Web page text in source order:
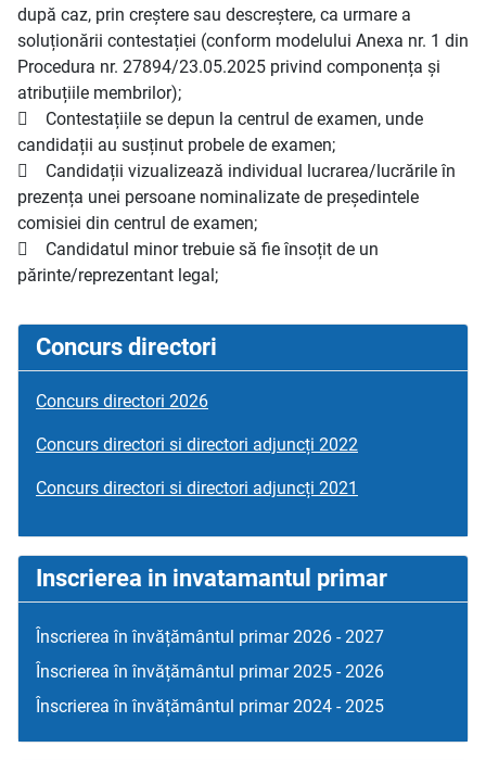
după caz, prin creștere sau descreștere, ca urmare a
soluționării contestației (conform modelului Anexa nr. 1 din
Procedura nr. 27894/23.05.2025 privind componența și
atribuțiile membrilor);
 Contestațiile se depun la centrul de examen, unde
candidații au susținut probele de examen;
 Candidații vizualizează individual lucrarea/lucrările în
prezența unei persoane nominalizate de președintele
comisiei din centrul de examen;
 Candidatul minor trebuie să fie însoțit de un
părinte/reprezentant legal;
Concurs directori
Concurs directori 2026
Concurs directori si directori adjuncți 2022
Concurs directori si directori adjuncți 2021
Inscrierea in invatamantul primar
Înscrierea în învățământul primar 2026 - 2027
Înscrierea în învățământul primar 2025 - 2026
Înscrierea în învățământul primar 2024 - 2025